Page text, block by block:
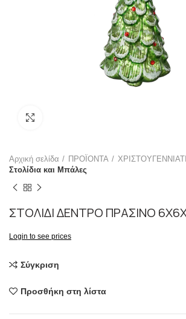
Αρχική σελίδα ΠΡΟΪΟΝΤΑ
Στολίδια και Μπάλες
ΣΤΟΛΙΔΙ ΔΕΝΤΡΟ ΠΡΑΣΙΝΟ
Login to see prices
Σύγκριση
Προσθήκη στη λίστα